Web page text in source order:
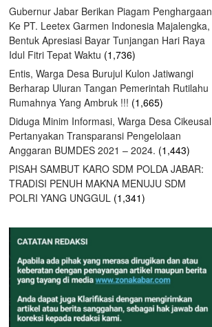
Gubernur Jabar Berikan Piagam Penghargaan
Ke PT. Leetex Garmen Indonesia Majalengka,
Bentuk Apresiasi Bayar Tunjangan Hari Raya
Idul Fitri Tepat Waktu (1,736)
Entis, Warga Desa Burujul Kulon Jatiwangi
Berharap Uluran Tangan Pemerintah Rutilahu
Rumahnya Yang Ambruk !!! (1,665)
Diduga Minim Informasi, Warga Desa Cikeusal
Pertanyakan Transparansi Pengelolaan
Anggaran BUMDES 2021 – 2024. (1,443)
PISAH SAMBUT KARO SDM POLDA JABAR:
TRADISI PENUH MAKNA MENUJU SDM
POLRI YANG UNGGUL (1,341)